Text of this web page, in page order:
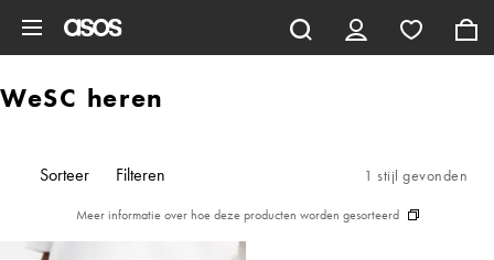
WeSC heren
Sorteer Filteren 1 stijl gevonden
Meer informatie over hoe deze producten worden gesorteerd